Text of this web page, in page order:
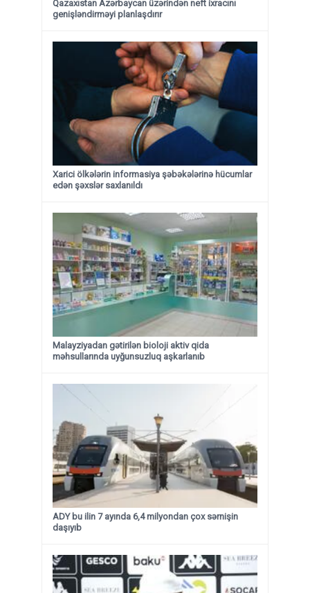
Qazaxıstan Azərbaycan üzərindən neft ixracını
genişləndirməyi planlaşdırır
Xarici ölkələrin informasiya şəbəkələrinə hücumlar
edən şəxslər saxlanıldı
Malayziyadan gətirilən bioloji aktiv qida
məhsullarında uyğunsuzluq aşkarlanıb
ADY bu ilin 7 ayında 6,4 milyondan çox sərnişin
daşıyıb